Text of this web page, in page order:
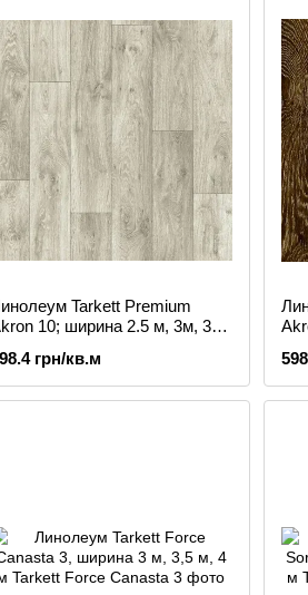
Tarkett Premium
10; ширина 2.5 м, 3м, 3.5
грн/кв.м